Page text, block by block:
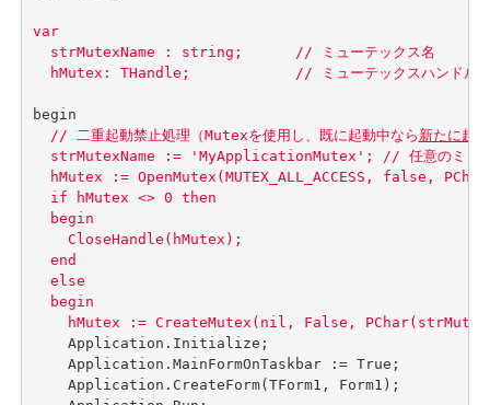
var
  strMutexName : string;      // ミューテックス名
  hMutex: THandle;            // ミューテックスハンドル
  // 二重起動禁止処理（Mutexを使用し、既に起動中なら
新たに起
strMutexName := 'MyApplicationMutex'; // 任意のミュー
hMutex := OpenMutex(MUTEX_ALL_ACCESS, false,
  if hMutex <> 0 then
begin
CloseHandle(hMutex);
  end
  else
begin
Application.Initialize;
    Application.MainFormOnTaskbar := True;
    Application.CreateForm(TForm1, Form1);